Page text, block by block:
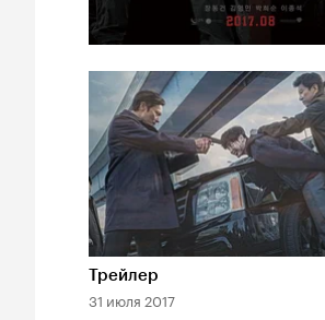
Длительность 1 мин
Трейлер
31 июля 2017